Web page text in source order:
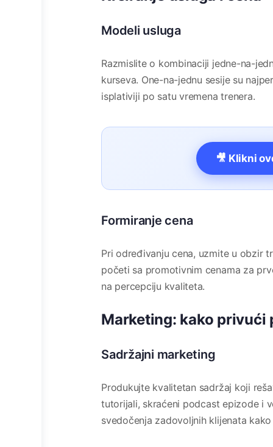
Modeli usluga
Razmislite o kombinaciji jedne-na-
kurseva. One-na-jednu sesije su
isplativiji po satu vremena trenera.
🎥 Klikni
Formiranje cena
Pri određivanju cena, uzmite u obzir
početi sa promotivnim cenama za
na percepciju kvaliteta.
Marketing: kako privući
Sadržajni marketing
Produkujte kvalitetan sadržaj koji
tutorijali, skraćeni podcast epizode i
svedočenja zadovoljnih klijenata